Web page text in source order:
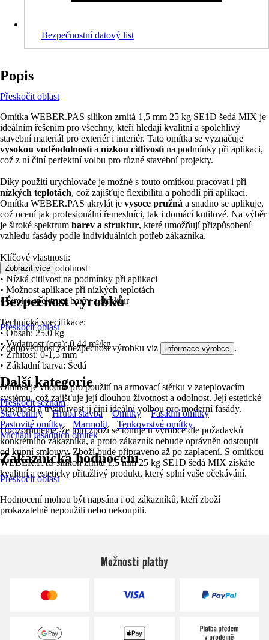
Bezpečnostní datový list
Popis
Přeskočit oblast
Omítka WEBER.PAS silikon zrnitá 1,5 mm 25 kg SE1D šedá MIX je
ideálním řešením pro všechny, kteří hledají kvalitní a spolehlivý
stavební materiál pro exteriér i interiér. Tato omítka se vyznačuje
vysokou voděodolnostía nízkou citlivostína podmínky při aplikaci,
což z ní činí perfektní volbu pro různé stavební projekty.
Díky použití urychlovače je možné s touto omítkou pracovat i při
nízkých teplotách, což zajišťuje flexibilitu a pohodlí při aplikaci.
Omítka WEBER.PAS akrylát je vysoce pružná a snadno se aplikuje,
což ocení jak profesionální řemeslníci, tak i domácí kutilové. Na výběr
je široké spektrum barev a struktur, které umožňují přizpůsobení
vzhledu fasády podle individuálních potřeb zákazníka.
Klíčové vlastnosti:
• Vysoká voděodolnost
• Nízká citlivost na podmínky při aplikaci
• Možnost aplikace při nízkých teplotách
• Široké spektrum barev a struktur
Technická specifikace:
• Obsah: 25.0 kg
• Vydatnost (cca): 0.44 m²/kg
• Zrnitost: 0-1,5 mm
• Základní barva: Šedá
Omítka je vhodná pro použití na armovací stěrku v zateplovacím
systému, což zajišťuje její dlouhou životnost a odolnost. Její estetické
vlastnosti a trvanlivost ji činí ideální volbou pro moderní fasády.
Upozorňujeme, že toto zboží se tónuje u výrobce dle požadavků
konkrétního zákazníka, a proto zákazník nebude oprávněn odstoupit
od kupní smlouvy. Zboží bude připraveno až po zaplacení. S omítkou
WEBER.PAS silikon zrnitá 1,5 mm 25 kg SE1D šedá MIX získáte
kvalitní a esteticky přitažlivý produkt, který splní vaše očekávání.
Zobrazit více
Bezpečnost výrobků
Přeskočit oblast
Zodpovědnost za bezpečnost výrobku viz informace výrobce .
Další kategorie
Přeskočit seznam
Stavebniny
Hrubá stavba Omítky
Fasádní omítky
Pastovité omítky
Marmolit
Tenkovrstvé omítky
Míchání fasádních omítek
Zákaznická hodnocení
Přeskočit oblast
Hodnocení mohou být napsána i od zákazníků, kteří zboží
prokazatelně nepoužili nebo nekoupili.
Možnosti platby